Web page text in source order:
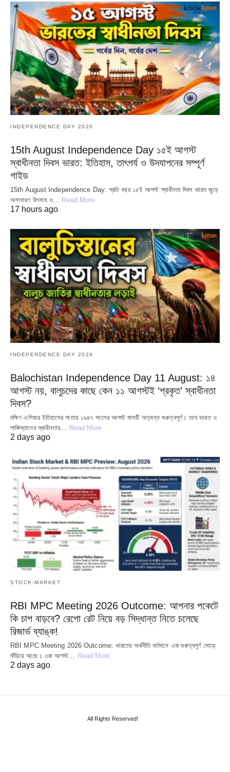
INDEPENDENCE DAY 2026
15th August Independence Day ১৫ই আগস্ট
স্বাধীনতা দিবস ভারত: ইতিহাস, তাৎপর্য ও উদযাপনের সম্পূর্ণ
গাইড
15th August Independence Day: প্রতি বছর ১৫ই আগস্ট স্বাধীনতা দিবস ভারত জুড়ে
অসাধারণ উৎসাহ ও… Read More
17 hours ago
INDEPENDENCE DAY 2026
Balochistan Independence Day 11 August: ১৪
আগস্ট নয়, বালুচদের কাছে কেন ১১ আগস্টই ‘প্রকৃত’ স্বাধীনতা
দিবস?
দক্ষিণ এশিয়ার ইতিহাসের পাতায় ১৯৪৭ সালের আগস্ট মাসটি অত্যন্ত গুরুত্বপূর্ণ। তবে ভারত ও
পাকিস্তানের স্বাধীনতার…
Read More
2 days ago
STOCK-MARKET
RBI MPC Meeting 2026 Outcome: আপনার পকেটে
কি চাপ বাড়বে? রেপো রেট নিয়ে বড় সিদ্ধান্ত নিতে চলেছে
রিজার্ভ ব্যাঙ্ক!
RBI MPC Meeting 2026 Outcome: ভারতের অর্থনীতি বর্তমানে এক গুরুত্বপূর্ণ মোড়ে
দাঁড়িয়ে আছে। ৩রা আগস্ট… Read More
2 days ago
All Rights Reserved!